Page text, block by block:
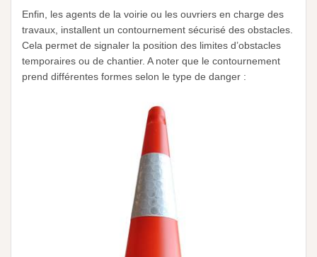
Enfin, les agents de la voirie ou les ouvriers en charge des
travaux, installent un contournement sécurisé des obstacles.
Cela permet de signaler la position des limites d’obstacles
temporaires ou de chantier. A noter que le contournement
prend différentes formes selon le type de danger :